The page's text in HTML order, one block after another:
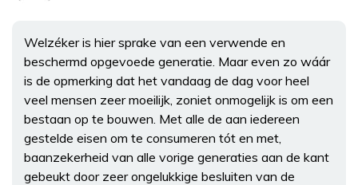
Welzéker is hier sprake van een verwende en
beschermd opgevoede generatie. Maar even zo wáár
is de opmerking dat het vandaag de dag voor heel
veel mensen zeer moeilijk, zoniet onmogelijk is om een
bestaan op te bouwen. Met alle de aan iedereen
gestelde eisen om te consumeren tót en met,
baanzekerheid van alle vorige generaties aan de kant
gebeukt door zeer ongelukkige besluiten van de